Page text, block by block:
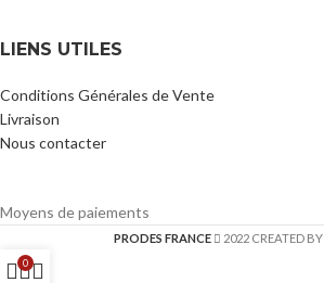
LIENS UTILES
Conditions Générales de Vente
Livraison
Nous contacter
Moyens de paiements
PRODES FRANCE 2022 CREATED BY
0